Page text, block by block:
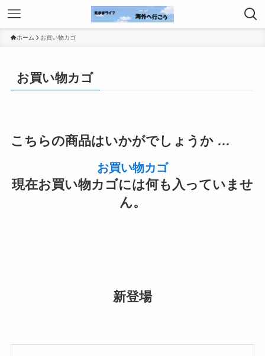
ホーム お買い物カゴ
お買い物カゴ
こちらの商品はいかがでしょうか …
お買い物カゴ
現在お買い物カゴには何も入っていませ
ん。
新登場